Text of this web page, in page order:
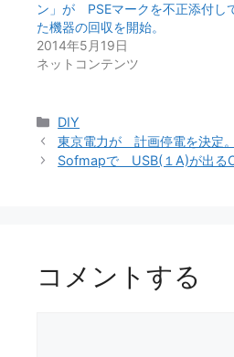
ン」が PSEマークを不正添付し
た機器の回収を開始。
2014年5月19日
ネットコンテンツ
カ
テ
ゴ
DIY
東京電力が 計画停電を決定
Sofmapで USB(１A)が出る
コメントする